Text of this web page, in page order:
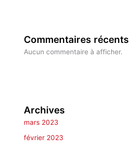
Commentaires récents
Aucun commentaire à afficher.
Archives
mars 2023
février 2023